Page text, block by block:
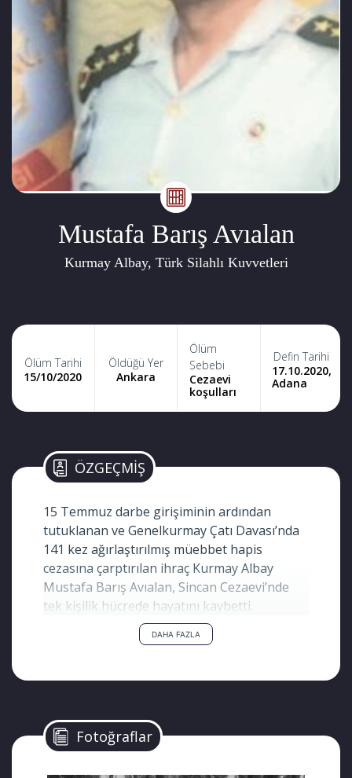
Mustafa Barış Avıalan
Kurmay Albay, Türk Silahlı Kuvvetleri
Ölüm Tarihi
15/10/2020
Öldüğü Yer
Ankara
Ölüm
Sebebi
Cezaevi
koşulları
Defin Tarihi
17.10.2020,
Adana
ÖZGEÇMİŞ
15 Temmuz darbe girişiminin ardından
tutuklanan ve Genelkurmay Çatı Davası’nda
141 kez ağırlaştırılmış müebbet hapis
cezasına çarptırılan ihraç Kurmay Albay
Mustafa Barış Avıalan, Sincan Cezaevi’nde
tek kişilik hücrede hayatını kaybetti.
Kalbinin sadece yüzde 15’i çalışan, akciğerleri
böbrek ve pankreas kistleri gibi çok sayıda
cezaevlerindeki hasta mahpusların
durumunu ve adli süreçleri yeniden
tartışmaya açtı.
DAHA FAZLA
Fotoğraflar